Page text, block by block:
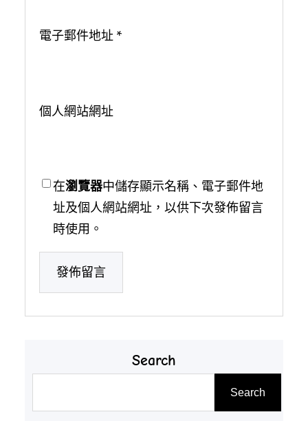
電子郵件地址 *
個人網站網址
在瀏覽器中儲存顯示名稱、電子郵件地
址及個人網站網址，以供下次發佈留言
時使用。
Search
Search